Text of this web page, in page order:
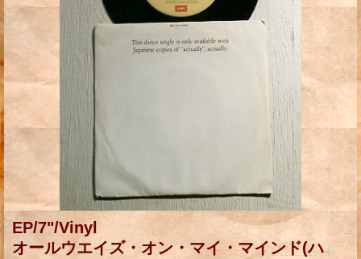
EP/7"/Vinyl
オールウエイズ・オン・マイ・マインド(ハ